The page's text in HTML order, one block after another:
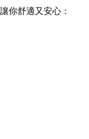
你舒適又安心：